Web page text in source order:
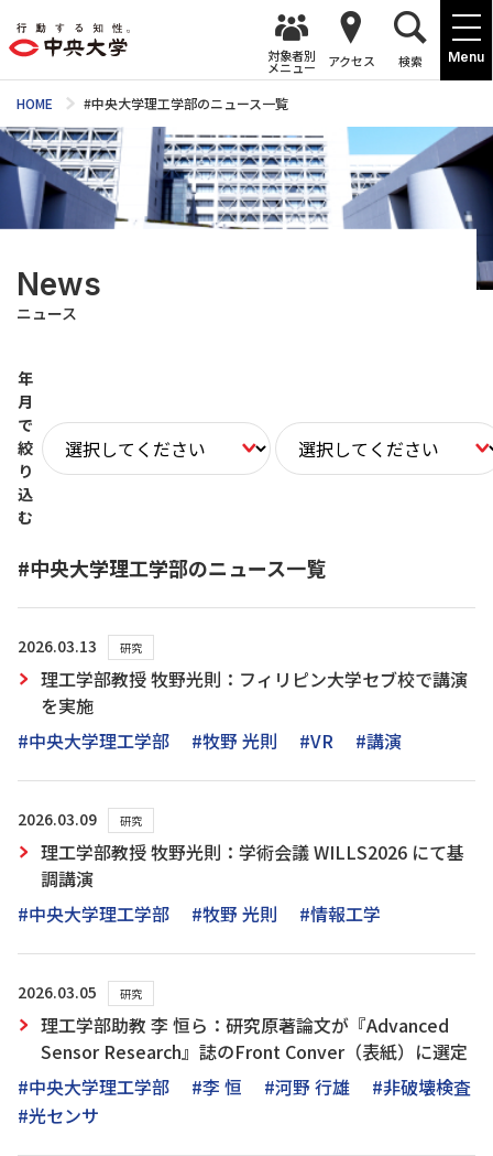
Menu
対象者別
メニュー アクセス 検索
HOME #中央大学理工学部のニュース一覧
News
ニュース
年
月
で
絞
り
込
む
#中央大学理工学部のニュース一覧
2026.03.13 研究
理工学部教授 牧野光則：フィリピン大学セブ校で講演
を実施
#中央大学理工学部
#牧野 光則 #VR #講演
2026.03.09 研究
理工学部教授 牧野光則：学術会議 WILLS2026 にて基
調講演
#中央大学理工学部
#牧野 光則 #情報工学
2026.03.05 研究
理工学部助教 李 恒ら：研究原著論文が『Advanced
Sensor Research』誌のFront Conver（表紙）に選定
#中央大学理工学部
#李 恒 #河野 行雄
#非破壊検査
#光センサ